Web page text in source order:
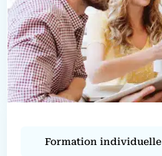
Formation individuelle